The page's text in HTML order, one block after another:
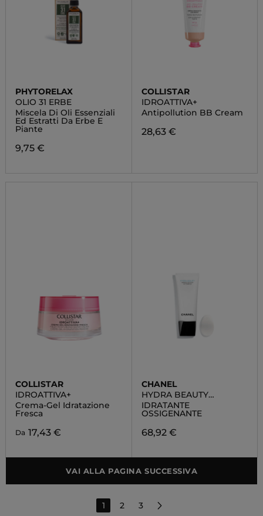
PHYTORELAX
OLIO 31 ERBE
Miscela Di Oli Essenziali
Ed Estratti Da Erbe E
Piante
9,75 €
COLLISTAR
IDROATTIVA+
Antipollution BB Cream
28,63 €
COLLISTAR
IDROATTIVA+
Crema-Gel Idratazione
Fresca
Da 17,43 €
CHANEL
HYDRA BEAUTY
MASQUE DE NUIT AU
CAMÉLIA
IDRATANTE
OSSIGENANTE
68,92 €
VAI ALLA PAGINA SUCCESSIVA
1 2 3